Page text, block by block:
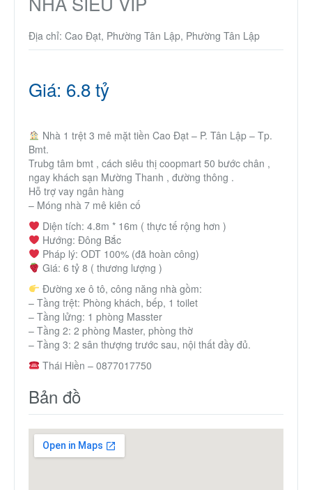
Liên hệ
Địa chỉ: Cao Đạt, Phường Tân Lập, Phường Tân Lập
Giá: 6.8 tỷ
Nhà 1 trệt 3 mê mặt tiền Cao Đạt – P. Tân Lập – Tp.
Bmt.
Trubg tâm bmt , cách siêu thị coopmart 50 bước chân ,
ngay khách sạn Mường Thanh , đường thông .
Hỗ trợ vay ngân hàng
– Móng nhà 7 mê kiên cố
Diện tích: 4.8m * 16m ( thực tế rộng hơn )
Hướng: Đông Bắc
Pháp lý: ODT 100% (đã hoàn công)
Giá: 6 tỷ 8 ( thương lượng )
Đường xe ô tô, công năng nhà gồm:
– Tầng trệt: Phòng khách, bếp, 1 toilet
– Tầng lửng: 1 phòng Masster
– Tầng 2: 2 phòng Master, phòng thờ
– Tầng 3: 2 sân thượng trước sau, nội thất đầy đủ.
Thái Hiền – 0877017750
Bản đồ